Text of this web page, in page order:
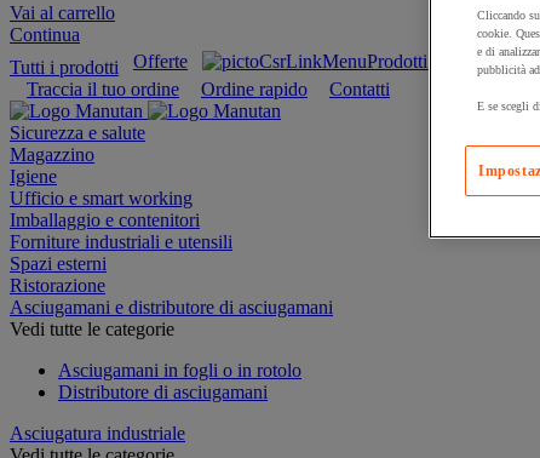
Vai al carrello
Continua
Tutti i prodotti
Offerte Prodotti sostenibili
Traccia il tuo ordine
Ordine rapido Contatti
Sicurezza e salute
Magazzino
Igiene
Ufficio e smart working
Imballaggio e contenitori
Forniture industriali e utensili
Spazi esterni
Ristorazione
Asciugamani e distributore di asciugamani
Vedi tutte le categorie
Asciugamani in fogli o in rotolo
Distributore di asciugamani
Asciugatura industriale
Cliccando
cookie.
e di
pubblicità
E se scegli